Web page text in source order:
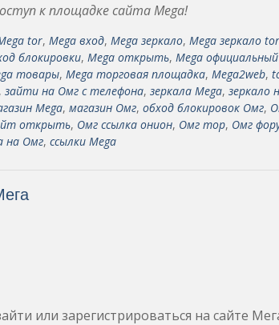
к площадке сайта Mega!
tor, Mega вход, Mega зеркало, Mega зеркало tor
блокировки, Mega открыть, Mega
товары, Mega торговая площадка, Mega2web,
зайти на Омг с телефона, зеркала Mega, зеркало
Mega, магазин Омг, обход блокировок Омг,
открыть, Омг ссылка онион, Омг тор, Омг
на Омг, ссылки Mega
или зарегистрироваться на сайте